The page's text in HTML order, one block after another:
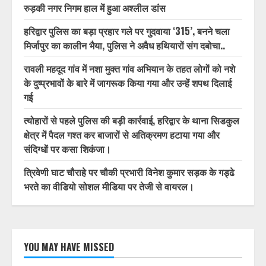
रुड़की नगर निगम हाल में हुआ अश्लील डांस
हरिद्वार पुलिस का बड़ा प्रहार गले पर गुदवाया ‘315’, बनने चला
मिर्जापुर का कालीन भैया, पुलिस ने अवैध हथियारों संग दबोचा..
रावली महदूद गांव में नशा मुक्त गांव अभियान के तहत लोगों को नशे
के दुष्प्रभावों के बारे में जागरूक किया गया और उन्हें शपथ दिलाई
गई
त्योहारों से पहले पुलिस की बड़ी कार्रवाई, हरिद्वार के थाना सिडकुल
क्षेत्र में पैदल गश्त कर बाजारों से अतिक्रमण हटाया गया और
संदिग्धों पर कसा शिकंजा।
त्रिवेणी घाट चौराहे पर चौकी प्रभारी विनेश कुमार सड़क के गड्ढे
भरते का वीडियो सोशल मीडिया पर तेजी से वायरल।
YOU MAY HAVE MISSED